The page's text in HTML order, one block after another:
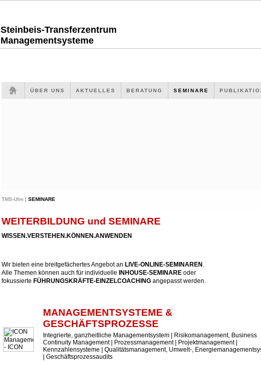
Steinbeis-Transferzentrum
Managementsysteme
ÜBER UNS AKTUELLES BERATUNG SEMINARE
TMS-Ulm | SEMINARE
WEITERBILDUNG und SEMINARE
WISSEN.VERSTEHEN.KÖNNEN.ANWENDEN
Wir bieten eine breitgefächertes Angebot an LIVE-ONLINE-SEMINAREN .
Alle Themen können auch für individuelle
INHOUSE-SEMINARE oder
fokussierte FÜHRUNGSKRÄFTE-EINZELCOACHING angepasst werden.
MANAGEMENTSYSTEME &
GESCHÄFTSPROZESSE
Integrierte, ganzheitliche Managementsystem | Risikomanagement, Business
Continuity Management | Prozessmanagement | Projektmanagement |
Kennzahlensysteme | Qualitätsmanagement, Umwelt-,
| Geschäftsprozessaudits